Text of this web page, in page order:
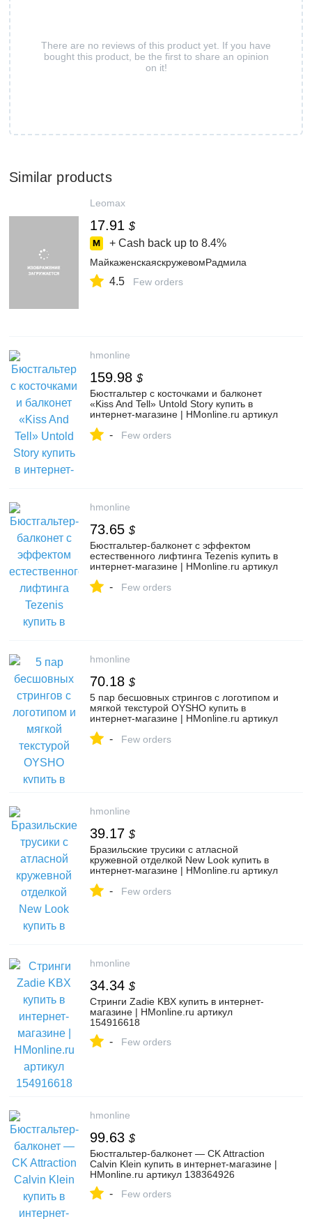
There are no reviews of this product yet. If you have
bought this product, be the first to share an opinion
on it!
Similar products
Leomax
17.91 $
+ Cash back up to 8.4%
МайкаженскаяскружевомРадмила
4.5 Few orders
hmonline
159.98 $
Бюстгальтер с косточками и балконет
«Kiss And Tell» Untold Story купить в
интернет-магазине | HMonline.ru артикул
- Few orders
hmonline
73.65 $
Бюстгальтер-балконет с эффектом
естественного лифтинга Tezenis купить в
интернет-магазине | HMonline.ru артикул
- Few orders
hmonline
70.18 $
5 пар бесшовных стрингов с логотипом и
мягкой текстурой OYSHO купить в
интернет-магазине | HMonline.ru артикул
- Few orders
hmonline
39.17 $
Бразильские трусики с атласной
кружевной отделкой New Look купить в
интернет-магазине | HMonline.ru артикул
- Few orders
hmonline
34.34 $
Стринги Zadie KBX купить в интернет-
магазине | HMonline.ru артикул
154916618
- Few orders
hmonline
99.63 $
Бюстгальтер-балконет — CK Attraction
Calvin Klein купить в интернет-магазине |
HMonline.ru артикул 138364926
- Few orders